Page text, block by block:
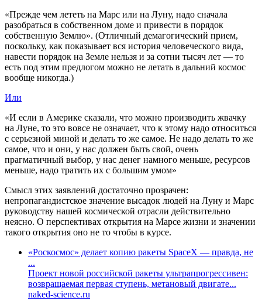
«Прежде чем лететь на Марс или на Луну, надо сначала
разобраться в собственном доме и привести в порядок
собственную Землю». (Отличный демагогический прием,
поскольку, как показывает вся история человеческого вида,
навести порядок на Земле нельзя и за сотни тысяч лет — то
есть под этим предлогом можно не летать в дальний космос
вообще никогда.)
Или
«И если в Америке сказали, что можно производить жвачку
на Луне, то это вовсе не означает, что к этому надо относиться
с серьезной миной и делать то же самое. Не надо делать то же
самое, что и они, у нас должен быть свой, очень
прагматичный выбор, у нас денег намного меньше, ресурсов
меньше, надо тратить их с большим умом»
Смысл этих заявлений достаточно прозрачен:
непропагандистское значение высадок людей на Луну и Марс
руководству нашей космической отрасли действительно
неясно. О перспективах открытия на Марсе жизни и значении
такого открытия оно не то чтобы в курсе.
«Роскосмос» делает копию ракеты SpaceX — правда, не
...
Проект новой российской ракеты ультрапрогрессивен:
возвращаемая первая ступень, метановый двигате...
naked-science.ru